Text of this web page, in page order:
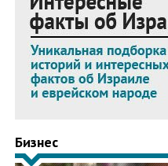
Бизнес